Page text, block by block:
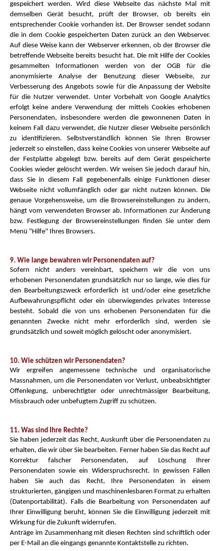
gespeichert werden. Wird diese Webseite das nächste Mal mit
demselben Gerät besucht, prüft der Browser, ob bereits ein
entsprechender Cookie vorhanden ist. Der Browser sendet sodann
die in dem Cookie gespeicherten Daten zurück an den Webserver.
Auf diese Weise kann der Webserver erkennen, ob der Browser die
betreffende Webseite bereits besucht hat. Die mit Hilfe der Cookies
gesammelten Informationen werden von der OGB für die
anonymisierte Analyse der Benutzung dieser Webseite, zur
Verbesserung des Angebots sowie für die Anpassung der Website
für die Nutzer verwendet. Unter Vorbehalt von Google Analytics
erfolgt keine andere Verwendung der mittels Cookies erhobenen
Personendaten, insbesondere werden die gewonnenen Daten in
keinem Fall dazu verwendet, die Nutzer dieser Webseite persönlich
zu identifizieren. Selbstverständlich können Sie Ihren Browser
jederzeit so einstellen, dass keine Cookies von unserer Webseite auf
der Festplatte abgelegt bzw. bereits auf dem Gerät gespeicherte
Cookies wieder gelöscht werden. Wir weisen Sie jedoch darauf hin,
dass Sie in diesem Fall gegebenenfalls einige Funktionen dieser
Webseite nicht vollumfänglich oder gar nicht nutzen können. Die
genaue Vorgehensweise, um die Browsereinstellungen zu ändern,
hängt vom verwendeten Browser ab. Informationen zur Änderung
bzw. Festlegung der Browsereinstellungen finden Sie unter dem
Menü "Hilfe" Ihres Browsers.
9. Wie lange bewahren wir Personendaten auf?
Sofern nicht anders vereinbart, speichern wir die von uns
erhobenen Personendaten grundsätzlich nur so lange, wie dies für
den Bearbeitungszweck erforderlich ist und/oder eine gesetzliche
Aufbewahrungspflicht oder ein überwiegendes privates Interesse
besteht. Sobald die von uns erhobenen Personendaten für die
genannten Zwecke nicht mehr erforderlich sind, werden sie
grundsätzlich und soweit möglich gelöscht oder anonymisiert.
10. Wie schützen wir Personendaten?
Wir ergreifen angemessene technische und organisatorische
Massnahmen, um die Personendaten vor Verlust, unbeabsichtigter
Offenlegung, unberechtigter oder unrechtmässiger Bearbeitung,
Missbrauch oder unbefugtem Zugriff zu schützen.
11. Was sind Ihre Rechte?
Sie haben jederzeit das Recht, Auskunft über die Personendaten zu
erhalten, die wir über Sie bearbeiten. Ferner haben Sie das Recht auf
Korrektur falscher Personendaten, auf Löschung Ihrer
Personendaten sowie ein Widerspruchsrecht. In gewissen Fällen
haben Sie auch das Recht, Ihre Personendaten in einem
strukturierten, gängigen und maschinenlesbaren Format zu erhalten
(Datenportabilität). Falls die Bearbeitung von Personendaten auf
Ihrer Einwilligung beruht, können Sie die Einwilligung jederzeit mit
Wirkung für die Zukunft widerrufen.
Anträge im Zusammenhang mit diesen Rechten sind schriftlich oder
per E-Mail an die eingangs genannte Kontaktstelle zu richten.